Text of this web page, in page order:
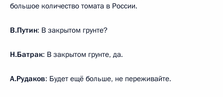
большое количество томата в России.
В.Путин: В закрытом грунте?
Н.Батрак: В закрытом грунте, да.
А.Рудаков: Будет ещё больше, не переживайте.